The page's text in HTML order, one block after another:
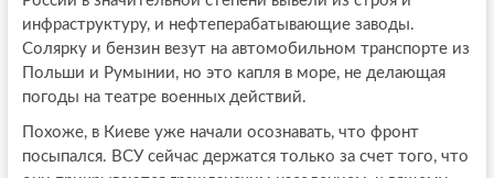
инфраструктуру, и нефтеперабатывающие заводы.
Солярку и бензин везут на автомобильном транспорте из
Польши и Румынии, но это капля в море, не делающая
погоды на театре военных действий.
Похоже, в Киеве уже начали осознавать, что фронт
посыпался. ВСУ сейчас держатся только за счет того, что